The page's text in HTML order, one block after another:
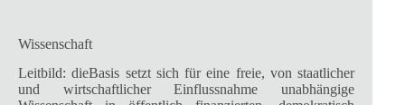
Wissenschaft
Leitbild: dieBasis setzt sich für eine freie, von staatlicher
und wirtschaftlicher Einflussnahme unabhängige